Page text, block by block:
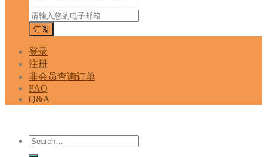
登录
注册
非会员查询订单
FAQ
Q&A
Search
for: